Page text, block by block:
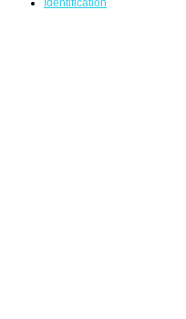
Identification